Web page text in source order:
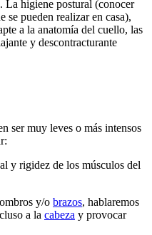
higiene postural (conocer
se pueden realizar en casa),
a la anatomía del cuello, las
y descontracturante
ser muy leves o más intensos
y rigidez de los músculos del
y/o brazos, hablaremos
a la cabeza y provocar